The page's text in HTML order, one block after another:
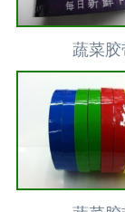
蔬菜胶